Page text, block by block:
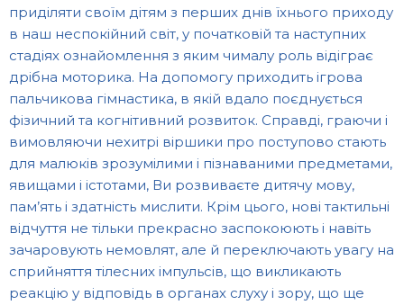
приділяти своїм дітям з перших днів їхнього приходу
в наш неспокійний світ, у початковій та наступних
стадіях ознайомлення з яким чималу роль відіграє
дрібна моторика. На допомогу приходить ігрова
пальчикова гімнастика, в якій вдало поєднується
фізичний та когнітивний розвиток. Справді, граючи і
вимовляючи нехитрі віршики про поступово стають
для малюків зрозумілими і пізнаваними предметами,
явищами і істотами, Ви розвиваєте дитячу мову,
пам’ять і здатність мислити. Крім цього, нові тактильні
відчуття не тільки прекрасно заспокоюють і навіть
зачаровують немовлят, але й переключають увагу на
сприйняття тілесних імпульсів, що викликають
реакцію у відповідь в органах слуху і зору, що ще